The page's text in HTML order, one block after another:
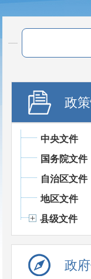
政
中央文件
国务院文件
自治区文件
地区文件
县级文件
政